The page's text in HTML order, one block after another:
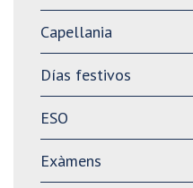
Capellania
Días festivos
ESO
Exàmens